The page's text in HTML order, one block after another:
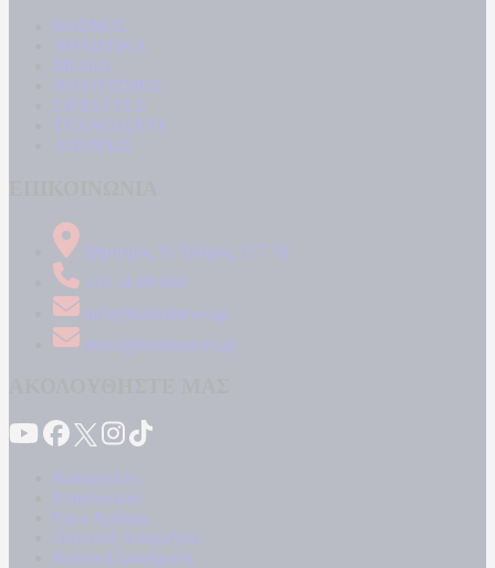
ΚΟΣΜΟΣ
ΑΘΛΗΤΙΚΑ
MEDIA
ΠΟΛΙΤΙΣΜΟΣ
LIFESTYLE
ΤΕΧΝΟΛΟΓΙΑ
ΑΠΟΨΕΙΣ
Δήμητρος 31 Ταύρος, 177 78
210 34 89 000
info@kontranews.gr
news@kontranews.gr
Καταγγελίες
Επικοινωνία
Όροι Χρήσης
Πολιτική Απορρήτου
Κρατική Διαφήμιση